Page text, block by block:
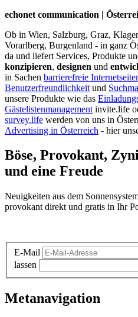
echonet communication |
Ob in Wien, Salzburg, Graz,
Vorarlberg, Burgenland - in ganz
da und liefert Services, Produkte
konzipieren, designen und
in Sachen barrierefreie
Benutzerfreundlichkeit und
unsere Produkte wie das
Gästelistenmanagement invite.life
survey.life werden von uns in
Advertising in Österreich - hier
Böse, Provokant,
und eine Freude
Neuigkeiten aus dem
provokant direkt und gratis in Ihr
E-Mail
lassen
Metanavigation